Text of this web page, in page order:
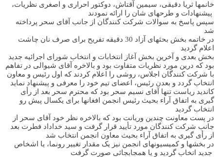
خانمها ثریا دقیقی، سیمین آقتاش، دوکتور احراری و اصغری نظریات،
سپس پاسخ به سوالات شرکت کنندگان از جانب آقای سحر پرداخته
شد
در خاتمه بخش بحثهای آزاد 30 دقیقه تفریح برای صرف نان چاشت
اعلام گردید
بخش بعدی و آخرین بخش آغاز انتخابات و انتخاب شورای اجرائیه جدید
بود که درین مورد نظریات متفاوت بود و بالاخره آقای شیوالی در تفاهم
با شرکت کنندگان اجلاس، روشی را اعلام کردند که اول رئیس و معاون
انتخاب گردد و بعدن رئیس، اعضای تیم خود را معرفی و پیشنهاد نماید
کاندید ریاست تنها آقای نسیم سحر بود که محترم سحر بعد از رأی
گیری به اتفاق آراء بحیث رئیس انجمن افغانها برای یکسال پیش رو
انتخاب گردید
در پست معاونت چندین وریانت بود که بالاخره نظر خود آقای سحر از
جانب شرکت کنندگان مورد تأیید قرار گرفت و سید خداداد فطرت بعد
از رأی گیری به اتفاق آراء بحیث معاون انجمن انتخاب شد
در بخشها و کمیسیونهای انجمن نیز یک مقدار تغییر رونما، یا اشخاص